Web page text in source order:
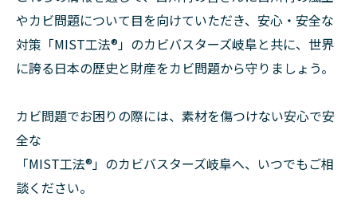
やカビ問題について目を向けていただき、安心・安全な
対策「MIST工法®︎」のカビバスターズ岐阜と共に、世界
に誇る日本の歴史と財産をカビ問題から守りましょう。
カビ問題でお困りの際には、素材を傷つけない安心で安
全な
「MIST工法®︎」のカビバスターズ岐阜へ、いつでもご相
談ください。